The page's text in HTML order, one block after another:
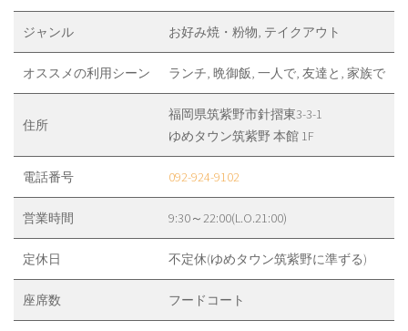
ジャンル お好み焼・粉物, テイクアウト
オススメの利用シーン ランチ, 晩御飯, 一人で, 友達と, 家族で
住所
福岡県筑紫野市針摺東3-3-1
ゆめタウン筑紫野 本館 1F
電話番号 092-924-9102
営業時間 9:30～22:00(L.O.21:00)
定休日 不定休(ゆめタウン筑紫野に準ずる)
座席数 フードコート